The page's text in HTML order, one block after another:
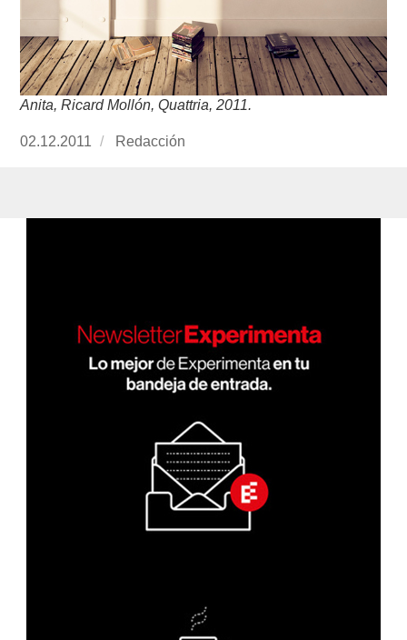
Anita, Ricard Mollón, Quattria, 2011.
Publicado
02.12.2011 https://www.experimenta.es/author/redaccion/
Redacción